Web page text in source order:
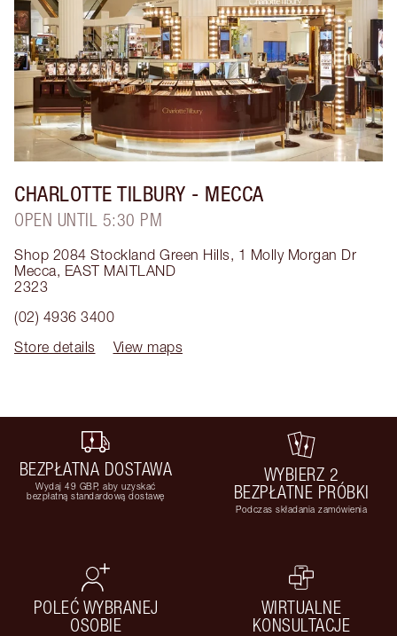
CHARLOTTE TILBURY - MECCA
OPEN UNTIL 5:30 PM
Shop 2084 Stockland Green Hills, 1 Molly Morgan Dr
Mecca, EAST MAITLAND
2323
(02) 4936 3400
Store details
View maps
BEZPŁATNA DOSTAWA
Wydaj 49 GBP, aby uzyskać
bezpłatną standardową dostawę
WYBIERZ 2
BEZPŁATNE PRÓBKI
Podczas składania zamówienia
POLEĆ WYBRANEJ
OSOBIE
WIRTUALNE
KONSULTACJE